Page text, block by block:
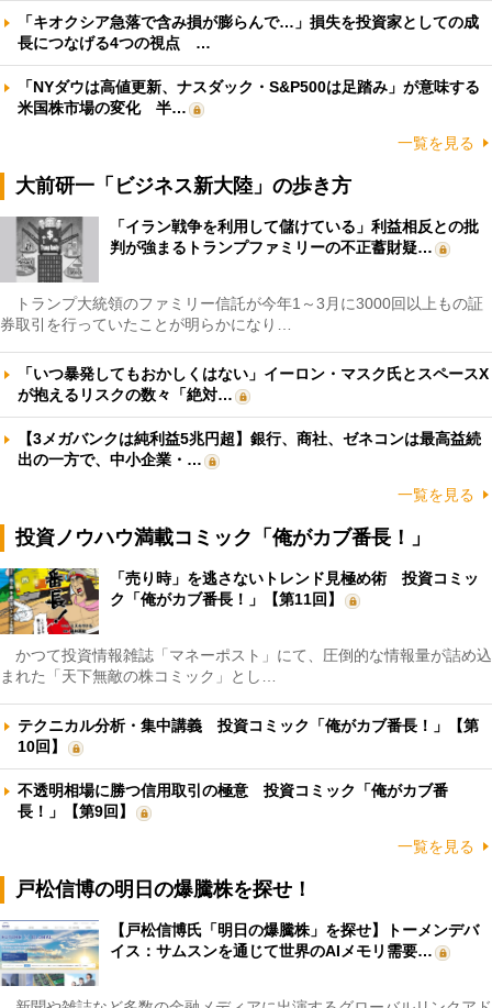
「キオクシア急落で含み損が膨らんで…」損失を投資家としての成
長につなげる4つの視点 …
「NYダウは高値更新、ナスダック・S&P500は足踏み」が意味する
米国株市場の変化 半…
一覧を見る
大前研一「ビジネス新大陸」の歩き方
「イラン戦争を利用して儲けている」利益相反との批
判が強まるトランプファミリーの不正蓄財疑…
トランプ大統領のファミリー信託が今年1～3月に3000回以上もの証
券取引を行っていたことが明らかになり…
「いつ暴発してもおかしくはない」イーロン・マスク氏とスペースX
が抱えるリスクの数々「絶対…
【3メガバンクは純利益5兆円超】銀行、商社、ゼネコンは最高益続
出の一方で、中小企業・…
一覧を見る
投資ノウハウ満載コミック「俺がカブ番長！」
「売り時」を逃さないトレンド見極め術 投資コミッ
ク「俺がカブ番長！」【第11回】
かつて投資情報雑誌「マネーポスト」にて、圧倒的な情報量が詰め込
まれた「天下無敵の株コミック」とし…
テクニカル分析・集中講義 投資コミック「俺がカブ番長！」【第
10回】
不透明相場に勝つ信用取引の極意 投資コミック「俺がカブ番
長！」【第9回】
一覧を見る
戸松信博の明日の爆騰株を探せ！
【戸松信博氏「明日の爆騰株」を探せ】トーメンデバ
イス：サムスンを通じて世界のAIメモリ需要…